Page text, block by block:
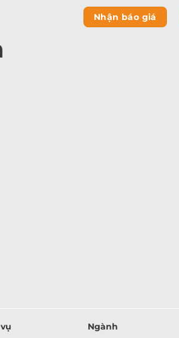
Nhận báo giá
Ngành